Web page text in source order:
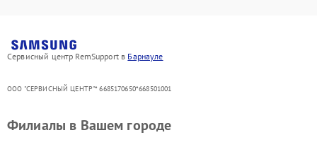
Сервисный центр RemSupport в Барнауле
ООО "СЕРВИСНЫЙ ЦЕНТР"* 6685170650*668501001
Филиалы в Вашем городе